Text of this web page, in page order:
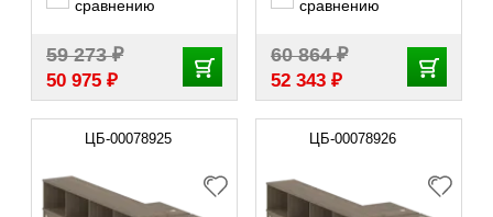
сравнению
59 273₽
50 975 ₽
сравнению
60 864₽
52 343 ₽
ЦБ-00078925 ЦБ-00078926